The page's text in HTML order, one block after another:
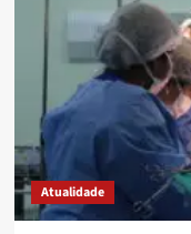
Atualidade